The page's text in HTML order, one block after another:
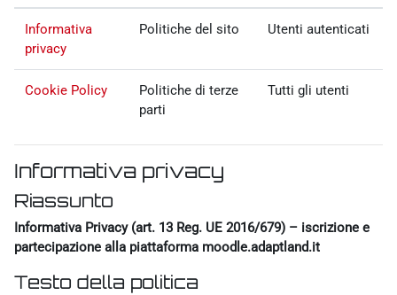
Informativa
privacy
Politiche del sito Utenti autenticati
Cookie Policy
Politiche di terze
parti
Tutti gli utenti
Informativa privacy
Riassunto
Informativa Privacy (art. 13 Reg. UE 2016/679) – iscrizione e
partecipazione alla piattaforma moodle.adaptland.it
Testo della politica